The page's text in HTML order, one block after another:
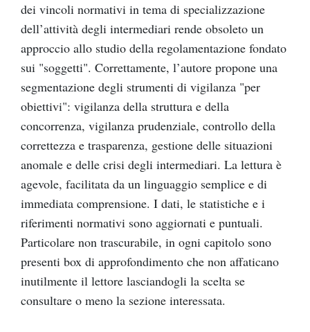
dei vincoli normativi in tema di specializzazione
dell’attività degli intermediari rende obsoleto un
approccio allo studio della regolamentazione fondato
sui "soggetti". Correttamente, l’autore propone una
segmentazione degli strumenti di vigilanza "per
obiettivi": vigilanza della struttura e della
concorrenza, vigilanza prudenziale, controllo della
correttezza e trasparenza, gestione delle situazioni
anomale e delle crisi degli intermediari. La lettura è
agevole, facilitata da un linguaggio semplice e di
immediata comprensione. I dati, le statistiche e i
riferimenti normativi sono aggiornati e puntuali.
Particolare non trascurabile, in ogni capitolo sono
presenti box di approfondimento che non affaticano
inutilmente il lettore lasciandogli la scelta se
consultare o meno la sezione interessata.